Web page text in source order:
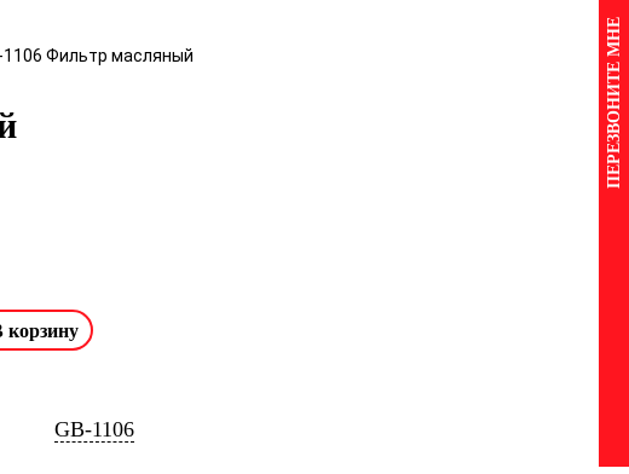
1106 Фильтр масляный
GB-1106
ПЕРЕЗВОНИТЕ МНЕ